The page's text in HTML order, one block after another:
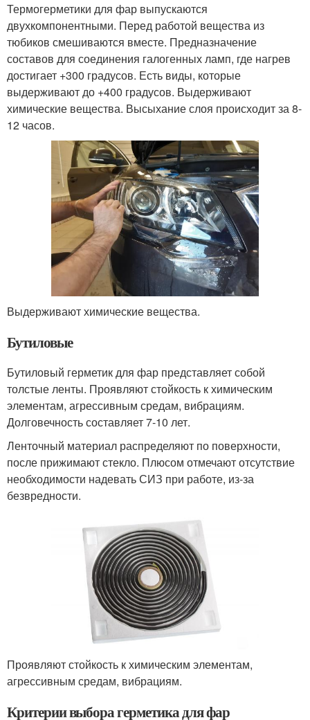
Термогерметики для фар выпускаются
двухкомпонентными. Перед работой вещества из
тюбиков смешиваются вместе. Предназначение
составов для соединения галогенных ламп, где нагрев
достигает +300 градусов. Есть виды, которые
выдерживают до +400 градусов. Выдерживают
химические вещества. Высыхание слоя происходит за 8-
12 часов.
Выдерживают химические вещества.
Бутиловые
Бутиловый герметик для фар представляет собой
толстые ленты. Проявляют стойкость к химическим
элементам, агрессивным средам, вибрациям.
Долговечность составляет 7-10 лет.
Ленточный материал распределяют по поверхности,
после прижимают стекло. Плюсом отмечают отсутствие
необходимости надевать СИЗ при работе, из-за
безвредности.
Проявляют стойкость к химическим элементам,
агрессивным средам, вибрациям.
Критерии выбора герметика для фар